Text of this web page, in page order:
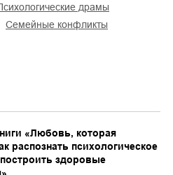
психологические драмы
семейные конфликты
«Любовь, которая
распознать психологическое
здоровые